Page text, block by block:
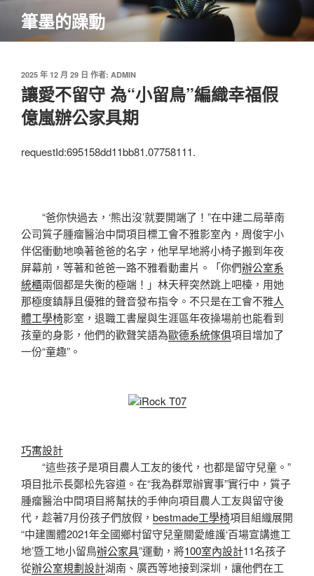
主
筆墨的躁動
發
佈
於
2025 年 12 月 29 日 作者: ADMIN
讓愛不留守 為“小留鳥”編織幸福假
億嵐辦公家具期
requestId:695158dd11bb81.07758111.
“爸你快過去，‘熊出沒’就要開端了！”在中建二局華南
公司質子腫瘤醫治中間項目標工會不雅影室內，周俊宇小
伴侶衝動地喚著爸爸的名字，他早早地將小椅子搬到年夜
屏幕前，等著和爸爸一路不雅看動畫片。「你們辦公室系
統櫃兩個都是失衡的極端！」林天秤突然跳上吧檯，用她
那極度鎮靜且優雅的聲音發布指令。不只是在工會不雅人
體工學椅影室，退職工書屋與生涯區年夜操場前也能看到
孩童的身影，他們的歡聲笑語為歐德系統傢俱項目增加了
一份“童趣”。
iRock T07
巧寓設計
“這些孩子是項目農人工友的後代，也都是留守兒童。”
項目批示長鄭松先容道。在“我為群眾辦實事”實行中，質子
腫瘤醫治中間項目將幫扶的手伸向項目農人工友與留守後
代，趁著7月份孩子們放假， bestmade工學椅項目組織展開
“中建團體2021年全國鄉村留守兒童關愛維護‘百場宣講進工
地’暨工地小留鳥辦公家具”運動，將100室內設計11名孩子
從辦公室規劃設計湖南、廣西等地接到深圳，讓他們在工